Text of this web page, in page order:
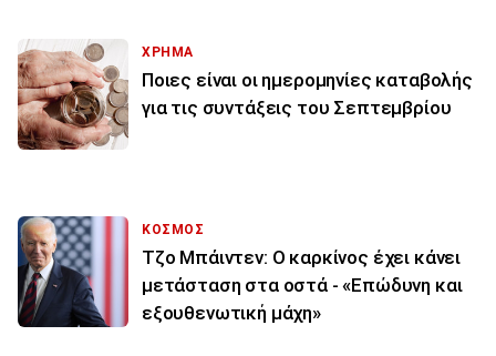
ΧΡΗΜΑ
Ποιες είναι οι ημερομηνίες καταβολής
για τις συντάξεις του Σεπτεμβρίου
ΚΟΣΜΟΣ
Τζο Μπάιντεν: Ο καρκίνος έχει κάνει
μετάσταση στα οστά - «Επώδυνη και
εξουθενωτική μάχη»